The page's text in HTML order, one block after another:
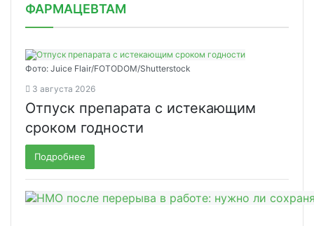
ФАРМАЦЕВТАМ
Фото: Juice Flair/FOTODOM/Shutterstoсk
3 августа 2026
Отпуск препарата с истекающим
сроком годности
Подробнее